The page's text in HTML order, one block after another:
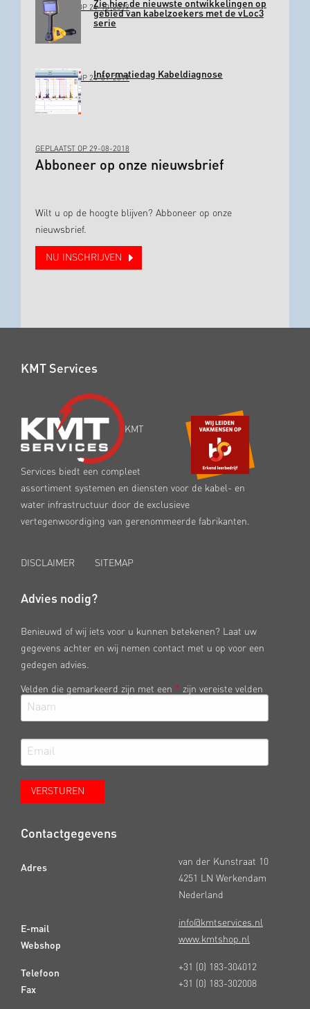
GEPLAATST OP 24-10-2019Zie hier de nieuwste ontwikkelingen op
gebied van kabelzoekers met de vLoc3
serie
GEPLAATST OP 24-01-2019Informatiedag Kabeldiagnose
GEPLAATST OP 29-08-2018
Abboneer op onze nieuwsbrief
Wilt u op de hoogte blijven? Abboneer op onze
nieuwsbrief.
NU INSCHRIJVEN
KMT Services
KMT
Services biedt een compleet
assortiment systemen en diensten voor de kabel- en
water infrastructuur door de exclusieve
vertegenwoordiging van gerenommeerde fabrikanten.
DISCLAIMER SITEMAP
Advies nodig?
Benieuwd of wij iets voor u kunnen betekenen? Laat uw
gegevens achter en wij nemen contact met u op voor een
gedegen advies.
Velden die gemarkeerd zijn met een * zijn vereiste velden
Contactgegevens
Adres
E-mail
Webshop
Telefoon
Fax
van der Kunstraat 10
4251 LN Werkendam
Nederland
info@kmtservices.nl
www.kmtshop.nl
+31 (0) 183-304012
+31 (0) 183-302008